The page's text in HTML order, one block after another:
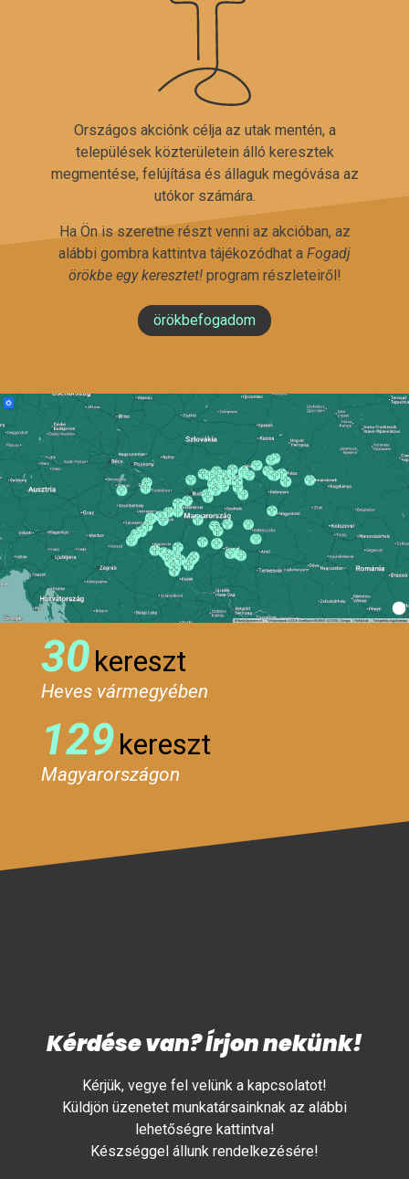
Országos akciónk célja az utak mentén, a
települések közterületein álló keresztek
megmentése, felújítása és állaguk megóvása az
utókor számára.
Ha Ön is szeretne részt venni az akcióban, az
alábbi gombra kattintva tájékozódhat a Fogadj
örökbe egy keresztet!program részleteiről!
örökbefogadom
30kereszt
Heves vármegyében
129kereszt
Magyarországon
Kérdése van? Írjon nekünk!
Kérjük, vegye fel velünk a kapcsolatot!
Küldjön üzenetet munkatársainknak az alábbi
lehetőségre kattintva!
Készséggel állunk rendelkezésére!